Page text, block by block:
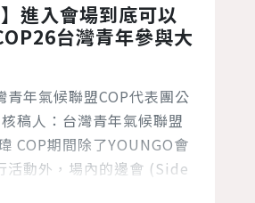
】進入會場到底可以
台灣青年參與大
青年氣候聯盟COP代表團公
稿人：台灣青年氣候聯盟
COP期間除了YOUNGO會
活動外，場內的邊會 (Side